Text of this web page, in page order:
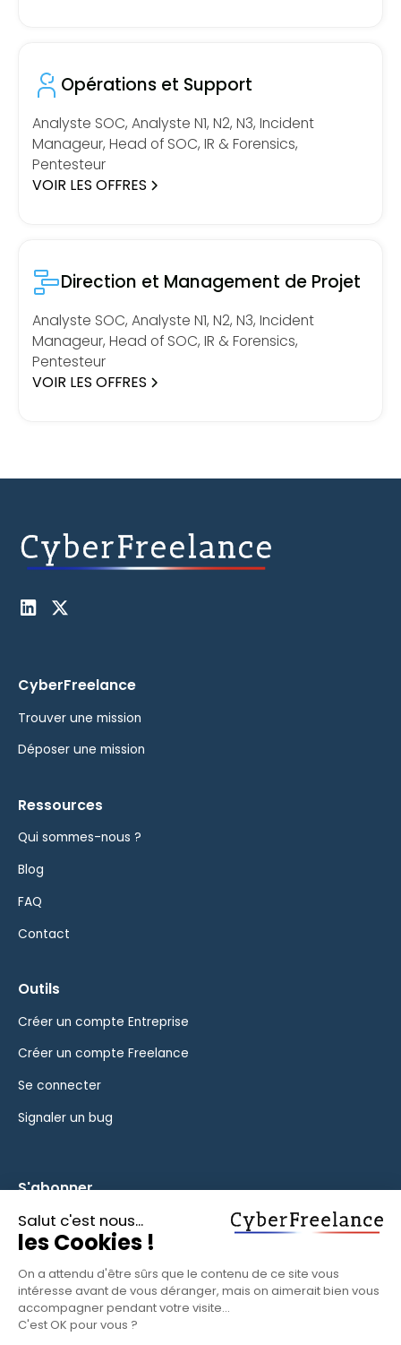
Opérations et Support
Analyste SOC, Analyste N1, N2, N3, Incident
Manageur, Head of SOC, IR & Forensics,
Pentesteur
VOIR LES OFFRES
Direction et Management de Projet
Analyste SOC, Analyste N1, N2, N3, Incident
Manageur, Head of SOC, IR & Forensics,
Pentesteur
VOIR LES OFFRES
CyberFreelance
Trouver une mission
Déposer une mission
Ressources
Qui sommes-nous ?
Blog
FAQ
Contact
Outils
Créer un compte Entreprise
Créer un compte Freelance
Se connecter
Signaler un bug
S'abonner
Inscrivez-vous à notre newsletter pour rester informé des
fonctionnalités et des nouveautés.
S'ABONNER